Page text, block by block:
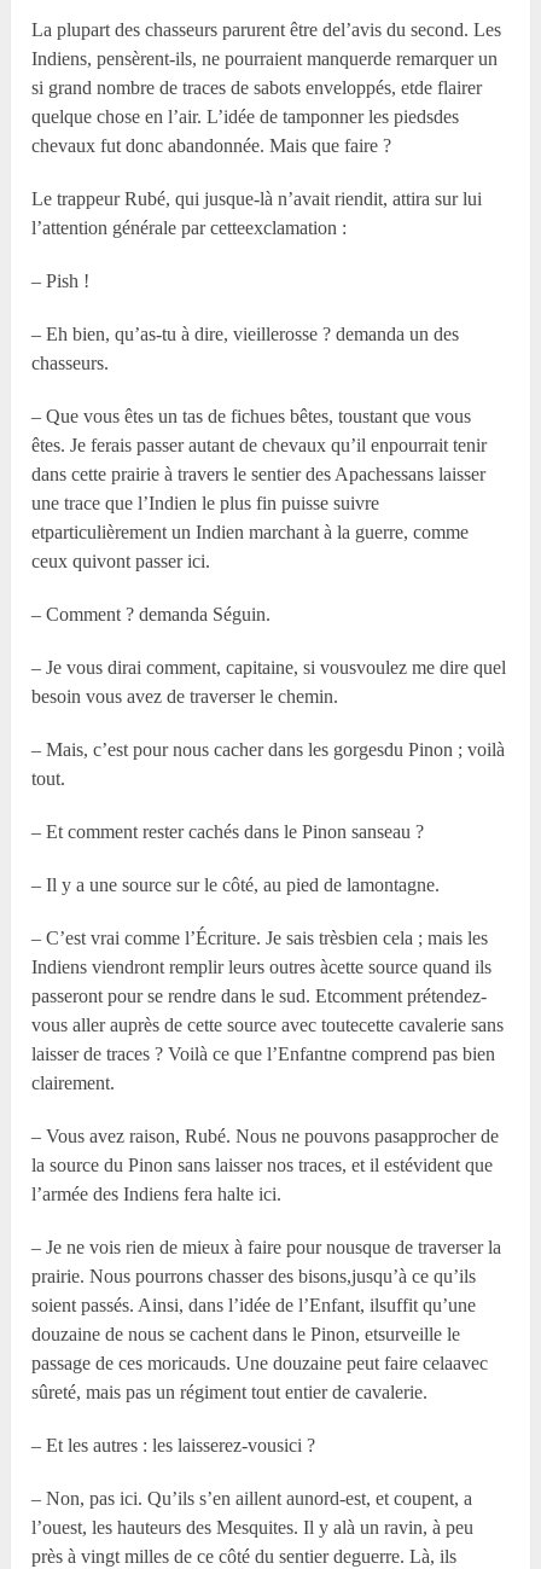
La plupart des chasseurs parurent être del’avis du second. Les
Indiens, pensèrent-ils, ne pourraient manquerde remarquer un
si grand nombre de traces de sabots enveloppés, etde flairer
quelque chose en l’air. L’idée de tamponner les piedsdes
chevaux fut donc abandonnée. Mais que faire ?
Le trappeur Rubé, qui jusque-là n’avait riendit, attira sur lui
l’attention générale par cetteexclamation :
– Pish !
– Eh bien, qu’as-tu à dire, vieillerosse ? demanda un des
chasseurs.
– Que vous êtes un tas de fichues bêtes, toustant que vous
êtes. Je ferais passer autant de chevaux qu’il enpourrait tenir
dans cette prairie à travers le sentier des Apachessans laisser
une trace que l’Indien le plus fin puisse suivre
etparticulièrement un Indien marchant à la guerre, comme
ceux quivont passer ici.
– Comment ? demanda Séguin.
– Je vous dirai comment, capitaine, si vousvoulez me dire quel
besoin vous avez de traverser le chemin.
– Mais, c’est pour nous cacher dans les gorgesdu Pinon ; voilà
tout.
– Et comment rester cachés dans le Pinon sanseau ?
– Il y a une source sur le côté, au pied de lamontagne.
– C’est vrai comme l’Écriture. Je sais trèsbien cela ; mais les
Indiens viendront remplir leurs outres àcette source quand ils
passeront pour se rendre dans le sud. Etcomment prétendez-
vous aller auprès de cette source avec toutecette cavalerie sans
laisser de traces ? Voilà ce que l’Enfantne comprend pas bien
clairement.
– Vous avez raison, Rubé. Nous ne pouvons pasapprocher de
la source du Pinon sans laisser nos traces, et il estévident que
l’armée des Indiens fera halte ici.
– Je ne vois rien de mieux à faire pour nousque de traverser la
prairie. Nous pourrons chasser des bisons,jusqu’à ce qu’ils
soient passés. Ainsi, dans l’idée de l’Enfant, ilsuffit qu’une
douzaine de nous se cachent dans le Pinon, etsurveille le
passage de ces moricauds. Une douzaine peut faire celaavec
sûreté, mais pas un régiment tout entier de cavalerie.
– Et les autres : les laisserez-vousici ?
– Non, pas ici. Qu’ils s’en aillent aunord-est, et coupent, a
l’ouest, les hauteurs des Mesquites. Il y alà un ravin, à peu
près à vingt milles de ce côté du sentier deguerre. Là, ils